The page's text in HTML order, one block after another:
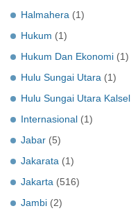
Halmahera (1)
Hukum (1)
Hukum Dan Ekonomi (1)
Hulu Sungai Utara (1)
Hulu Sungai Utara Kalsel
Internasional (1)
Jabar (5)
Jakarata (1)
Jakarta (516)
Jambi (2)